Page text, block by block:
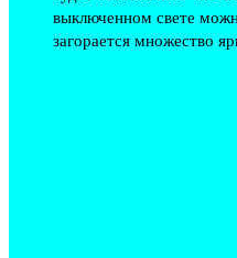
выключенном свете
загорается множество